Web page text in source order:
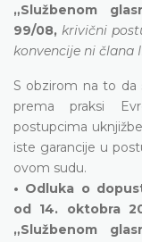
„Službenom
99/08, krivični
konvencije ni člana
S obzirom na to da
prema praksi
postupcima
iste garancije u
ovom sudu.
• Odluka o
od 14. oktobra
„Službenom